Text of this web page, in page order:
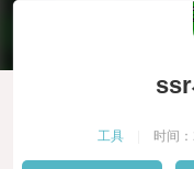
工具 时间